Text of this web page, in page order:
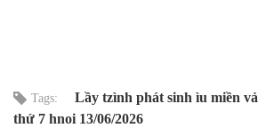
Tags:
Lầy tzình phát sinh ìu miền vả
thứ 7 hnoi 13/06/2026